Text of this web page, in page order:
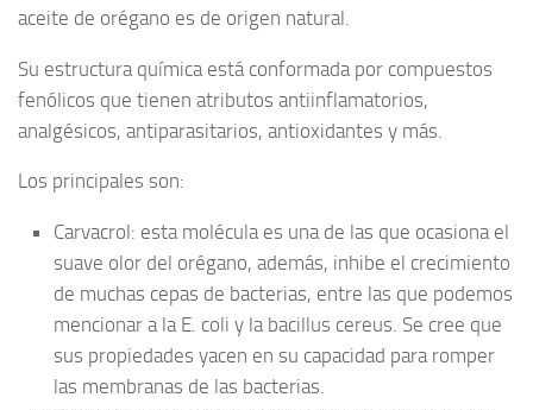
aceite de orégano es de origen natural.
Su estructura química está conformada por compuestos
fenólicos que tienen atributos antiinflamatorios,
analgésicos, antiparasitarios, antioxidantes y más.
Los principales son:
Carvacrol: esta molécula es una de las que ocasiona el
suave olor del orégano, además, inhibe el crecimiento
de muchas cepas de bacterias, entre las que podemos
mencionar a la E. coli y la bacillus cereus. Se cree que
sus propiedades yacen en su capacidad para romper
las membranas de las bacterias.